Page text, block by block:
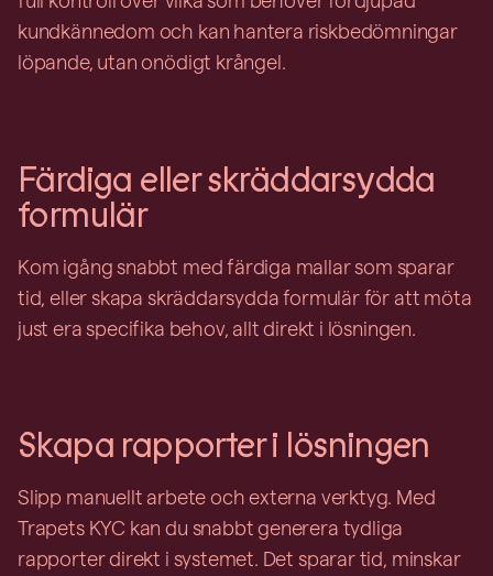
kundkännedom och kan hantera riskbedömningar
löpande, utan onödigt krångel.
Färdiga eller skräddarsydda
formulär
Kom igång snabbt med färdiga mallar som sparar
tid, eller skapa skräddarsydda formulär för att möta
just era specifika behov, allt direkt i lösningen.
Skapa rapporter i lösningen
Slipp manuellt arbete och externa verktyg. Med
Trapets KYC kan du snabbt generera tydliga
rapporter direkt i systemet. Det sparar tid, minskar